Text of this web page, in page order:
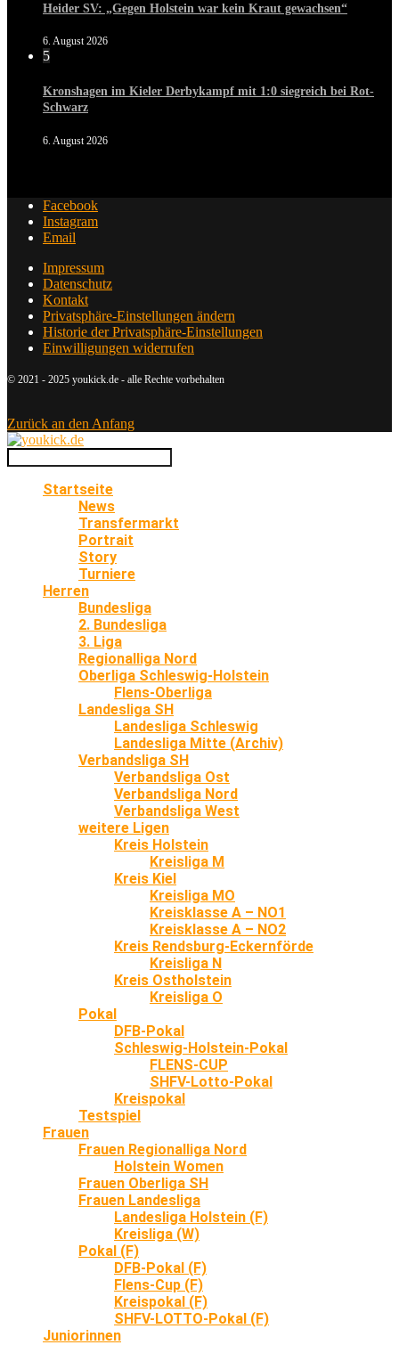
Heider SV: „Gegen Holstein war kein Kraut gewachsen“
6. August 2026
5
Kronshagen im Kieler Derbykampf mit 1:0 siegreich bei Rot-
Schwarz
6. August 2026
Facebook
Instagram
Email
Impressum
Datenschutz
Kontakt
Privatsphäre-Einstellungen ändern
Historie der Privatsphäre-Einstellungen
Einwilligungen widerrufen
© 2021 - 2025 youkick.de - alle Rechte vorbehalten
Zurück an den Anfang
Startseite
News
Transfermarkt
Portrait
Story
Turniere
Herren
Bundesliga
2. Bundesliga
3. Liga
Regionalliga Nord
Oberliga Schleswig-Holstein
Flens-Oberliga
Landesliga SH
Landesliga Schleswig
Landesliga Mitte (Archiv)
Verbandsliga SH
Verbandsliga Ost
Verbandsliga Nord
Verbandsliga West
weitere Ligen
Kreis Holstein
Kreisliga M
Kreis Kiel
Kreisliga MO
Kreisklasse A – NO1
Kreisklasse A – NO2
Kreis Rendsburg-Eckernförde
Kreisliga N
Kreis Ostholstein
Kreisliga O
Pokal
DFB-Pokal
Schleswig-Holstein-Pokal
FLENS-CUP
SHFV-Lotto-Pokal
Kreispokal
Testspiel
Frauen
Frauen Regionalliga Nord
Holstein Women
Frauen Oberliga SH
Frauen Landesliga
Landesliga Holstein (F)
Kreisliga (W)
Pokal (F)
DFB-Pokal (F)
Flens-Cup (F)
Kreispokal (F)
SHFV-LOTTO-Pokal (F)
Juniorinnen